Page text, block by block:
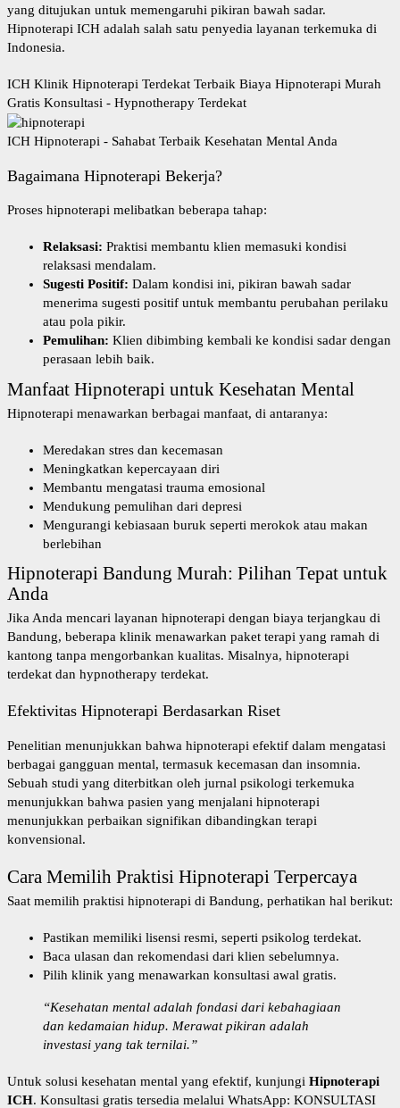
yang ditujukan untuk memengaruhi pikiran bawah sadar.
Hipnoterapi ICHadalah salah satu penyedia layanan terkemuka di
Indonesia.
ICH Klinik Hipnoterapi Terdekat Terbaik Biaya Hipnoterapi Murah
Gratis Konsultasi - Hypnotherapy Terdekat
ICH Hipnoterapi - Sahabat Terbaik Kesehatan Mental Anda
Bagaimana Hipnoterapi Bekerja?
Proses hipnoterapi melibatkan beberapa tahap:
Relaksasi: Praktisi membantu klien memasuki kondisi
relaksasi mendalam.
Sugesti Positif: Dalam kondisi ini, pikiran bawah sadar
menerima sugesti positif untuk membantu perubahan perilaku
atau pola pikir.
Pemulihan: Klien dibimbing kembali ke kondisi sadar dengan
perasaan lebih baik.
Manfaat Hipnoterapi untuk Kesehatan Mental
Hipnoterapi menawarkan berbagai manfaat, di antaranya:
Meredakan stres dan kecemasan
Meningkatkan kepercayaan diri
Membantu mengatasi trauma emosional
Mendukung pemulihan dari depresi
Mengurangi kebiasaan buruk seperti merokok atau makan
berlebihan
Hipnoterapi Bandung Murah: Pilihan Tepat untuk
Anda
Jika Anda mencari layanan hipnoterapi dengan biaya terjangkau di
Bandung, beberapa klinik menawarkan paket terapi yang ramah di
kantong tanpa mengorbankan kualitas. Misalnya, hipnoterapi
terdekatdan hypnotherapy terdekat.
Efektivitas Hipnoterapi Berdasarkan Riset
Penelitian menunjukkan bahwa hipnoterapi efektif dalam mengatasi
berbagai gangguan mental, termasuk kecemasan dan insomnia.
Sebuah studi yang diterbitkan oleh jurnal psikologi terkemuka
menunjukkan bahwa pasien yang menjalani hipnoterapi
menunjukkan perbaikan signifikan dibandingkan terapi
konvensional.
Cara Memilih Praktisi Hipnoterapi Terpercaya
Saat memilih praktisi hipnoterapi di Bandung, perhatikan hal berikut:
Pastikan memiliki lisensi resmi, seperti psikolog terdekat.
Baca ulasan dan rekomendasi dari klien sebelumnya.
Pilih klinik yang menawarkan konsultasi awal gratis.
“Kesehatan mental adalah fondasi dari kebahagiaan
dan kedamaian hidup. Merawat pikiran adalah
investasi yang tak ternilai.”
Untuk solusi kesehatan mental yang efektif, kunjungi Hipnoterapi
ICH. Konsultasi gratis tersedia melalui WhatsApp: KONSULTASI